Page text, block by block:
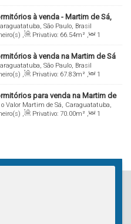
60.00m² , 1 Vaga(s) ,
Útil:
à venda - Martim de Sá,
São Paulo, Brasil
, Privativo: 66.54m² ,
1
66.54m² , 2 Vaga(s) ,
Útil:
à venda na Martim de Sá
São Paulo, Brasil
, Privativo: 67.83m² ,
1
67.83m² , 1 Vaga(s) ,
Útil:
m²
para venda na Martim de
Valor Martim de Sá, Caraguatatuba,
, Privativo: 70.00m² ,
1